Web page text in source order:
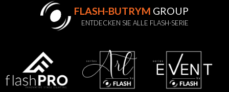
FLASH-BUTRYM GROUP
ENTDECKEN SIE ALLE FLASH-SERIE